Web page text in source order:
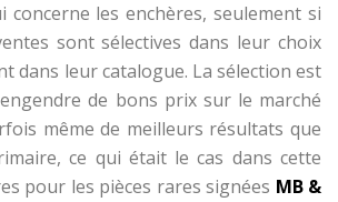
les enchères, seulement si
sont sélectives dans leur choix
dans leur catalogue. La sélection est
de bons prix sur le marché
même de meilleurs résultats que
ce qui était le cas dans cette
pour les pièces rares signées MB &